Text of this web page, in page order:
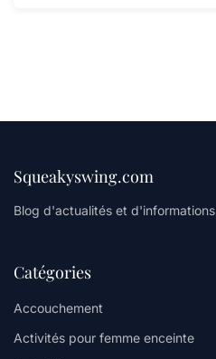
Squeakyswing.com
Blog d'actualités et d'informations
Catégories
Accouchement
Activités pour femme enceinte